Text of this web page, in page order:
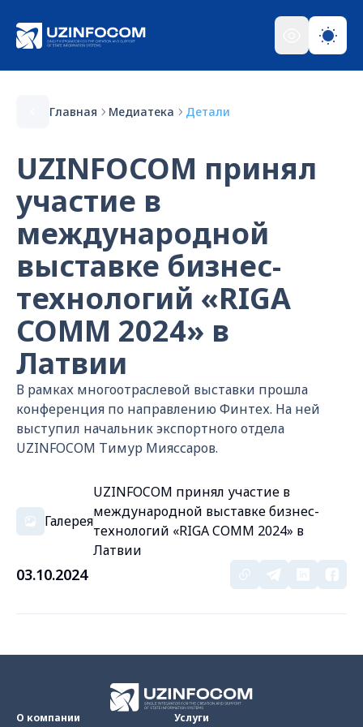
Главная Медиатека Детали
UZINFOCOM принял
участие в
международной
выставке бизнес-
технологий «RIGA
COMM 2024» в
Латвии
В рамках многоотраслевой выставки прошла
конференция по направлению Финтех. На ней
выступил начальник экспортного отдела
UZINFOCOM Тимур Мияссаров.
Галерея
UZINFOCOM принял участие в
международной выставке бизнес-
технологий «RIGA COMM 2024» в
Латвии
03.10.2024
О компании
Услуги